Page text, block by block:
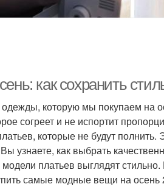
как сохранить
одежды, которую мы покупаем на
согреет и не испортит
которые не будут
узнаете, как выбрать
платьев выглядят
самые модные вещи на осень